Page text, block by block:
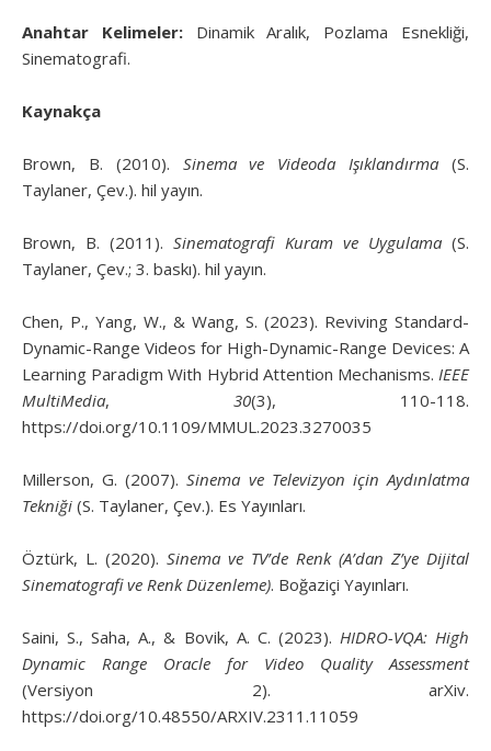
Anahtar Kelimeler: Dinamik Aralık, Pozlama Esnekliği,
Sinematografi.
Kaynakça
Brown, B. (2010). Sinema ve Videoda Işıklandırma (S.
Taylaner, Çev.). hil yayın.
Brown, B. (2011).Sinematografi Kuram ve Uygulama(S.
Taylaner, Çev.; 3. baskı). hil yayın.
Chen, P., Yang, W., & Wang, S. (2023). Reviving Standard-
Dynamic-Range Videos for High-Dynamic-Range Devices: A
Learning Paradigm With Hybrid Attention Mechanisms. IEEE
MultiMedia, 30(3), 110-118.
https://doi.org/10.1109/MMUL.2023.3270035
Millerson, G. (2007).Sinema ve Televizyon için Aydınlatma
Tekniği (S. Taylaner, Çev.). Es Yayınları.
Öztürk, L. (2020). Sinema ve TV’de Renk (A’dan Z’ye Dijital
Sinematografi ve Renk Düzenleme). Boğaziçi Yayınları.
Saini, S., Saha, A., & Bovik, A. C. (2023). HIDRO-VQA: High
Dynamic Range Oracle for Video Quality Assessment
(Versiyon 2). arXiv.
https://doi.org/10.48550/ARXIV.2311.11059